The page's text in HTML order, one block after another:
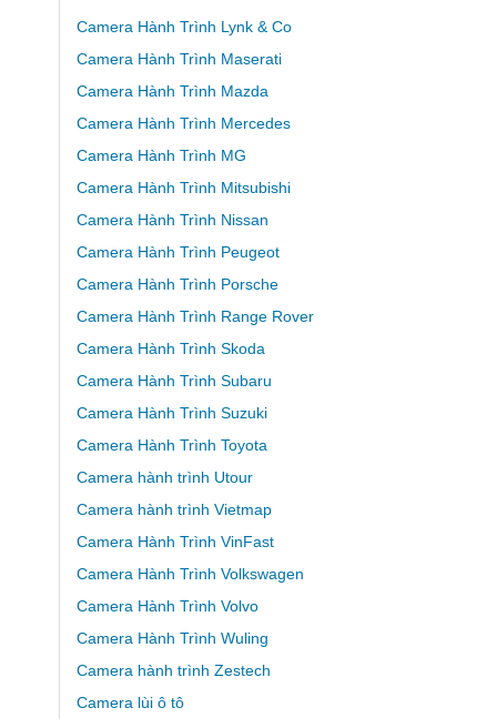
Camera Hành Trình Lynk & Co
Camera Hành Trình Maserati
Camera Hành Trình Mazda
Camera Hành Trình Mercedes
Camera Hành Trình MG
Camera Hành Trình Mitsubishi
Camera Hành Trình Nissan
Camera Hành Trình Peugeot
Camera Hành Trình Porsche
Camera Hành Trình Range Rover
Camera Hành Trình Skoda
Camera Hành Trình Subaru
Camera Hành Trình Suzuki
Camera Hành Trình Toyota
Camera hành trình Utour
Camera hành trình Vietmap
Camera Hành Trình VinFast
Camera Hành Trình Volkswagen
Camera Hành Trình Volvo
Camera Hành Trình Wuling
Camera hành trình Zestech
Camera lùi ô tô